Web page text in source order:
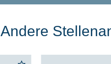
Andere